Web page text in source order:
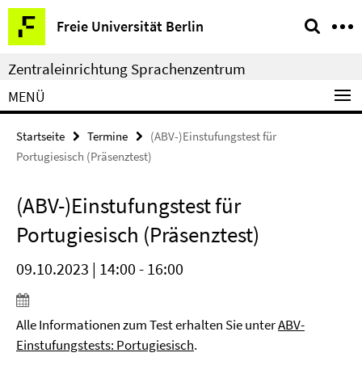
Springe
direkt
zu
Inhalt
Freie Universität Berlin
Service-
Navigation
Zentraleinrichtung Sprachenzentrum
MENÜ
Startseite Termine
(ABV-)Einstufungstest für
Portugiesisch (Präsenztest)
(ABV-)Einstufungstest für
Portugiesisch (Präsenztest)
09.10.2023 | 14:00 - 16:00
Alle Informationen zum Test erhalten Sie unterABV-
Einstufungstests: Portugiesisch.